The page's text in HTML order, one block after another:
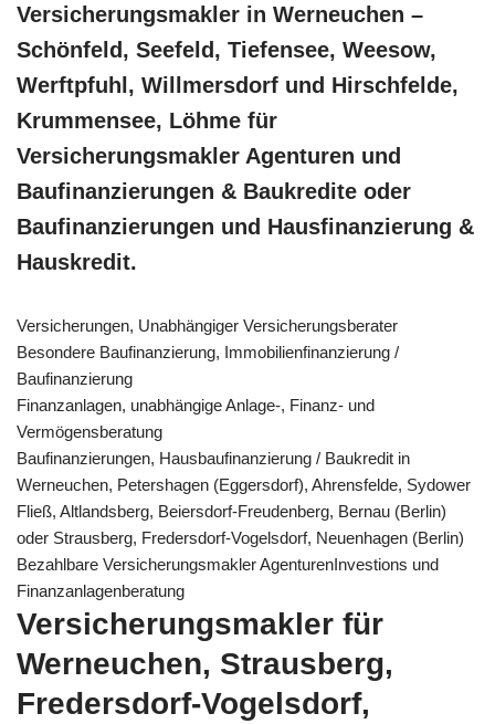
Versicherungsmakler in Werneuchen –
Schönfeld, Seefeld, Tiefensee, Weesow,
Werftpfuhl, Willmersdorf und Hirschfelde,
Krummensee, Löhme für
Versicherungsmakler Agenturen und
Baufinanzierungen & Baukredite oder
Baufinanzierungen und Hausfinanzierung &
Hauskredit.
Versicherungen, Unabhängiger Versicherungsberater
Besondere Baufinanzierung, Immobilienfinanzierung /
Baufinanzierung
Finanzanlagen, unabhängige Anlage-, Finanz- und
Vermögensberatung
Baufinanzierungen, Hausbaufinanzierung / Baukredit in
Werneuchen, Petershagen (Eggersdorf), Ahrensfelde, Sydower
Fließ, Altlandsberg, Beiersdorf-Freudenberg, Bernau (Berlin)
oder Strausberg, Fredersdorf-Vogelsdorf, Neuenhagen (Berlin)
Bezahlbare Versicherungsmakler AgenturenInvestions und
Finanzanlagenberatung
Versicherungsmakler für
Werneuchen, Strausberg,
Fredersdorf-Vogelsdorf,